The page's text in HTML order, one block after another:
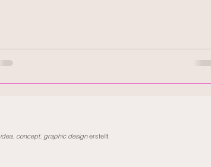
idea. concept. graphic designerstellt.